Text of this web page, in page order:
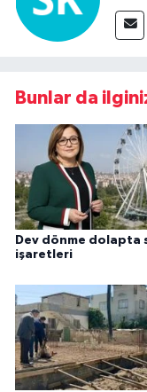
Bunlar da
Dev dönme dolapta
işaretleri